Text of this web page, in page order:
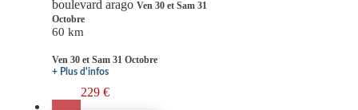
boulevard arago Ven 30 et Sam 31
Octobre
60 km
Ven 30 et Sam 31 Octobre
+ Plus d'infos
229 €